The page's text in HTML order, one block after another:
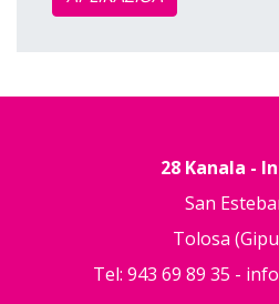
28 Kanala -
San
Tolosa
Tel: 943 69 89 35 -